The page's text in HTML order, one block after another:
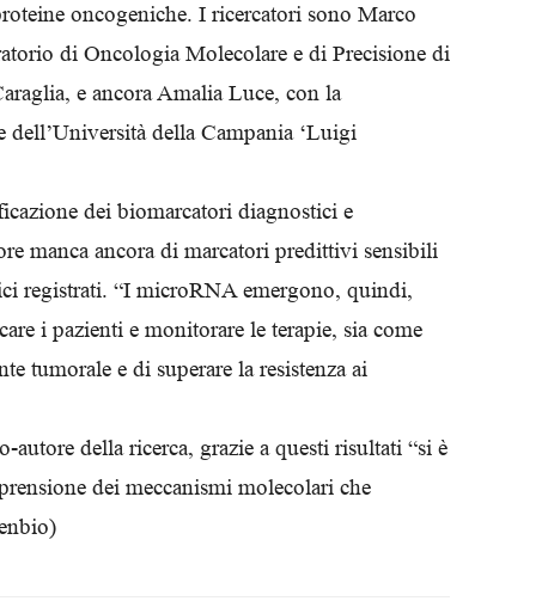
oncogeniche. I ricercatori sono Marco
di Oncologia Molecolare e di Precisione di
e ancora Amalia Luce, con la
dell’Università della Campania ‘Luigi
dei biomarcatori diagnostici e
manca ancora di marcatori predittivi sensibili
registrati. “I microRNA emergono, quindi,
i pazienti e monitorare le terapie, sia come
tumorale e di superare la resistenza ai
della ricerca, grazie a questi risultati “si è
dei meccanismi molecolari che